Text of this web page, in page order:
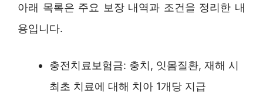
아래 목록은 주요 보장 내역과 조건을 정리한 내
용입니다.
충전치료보험금: 충치, 잇몸질환, 재해 시
최초 치료에 대해 치아 1개당 지급